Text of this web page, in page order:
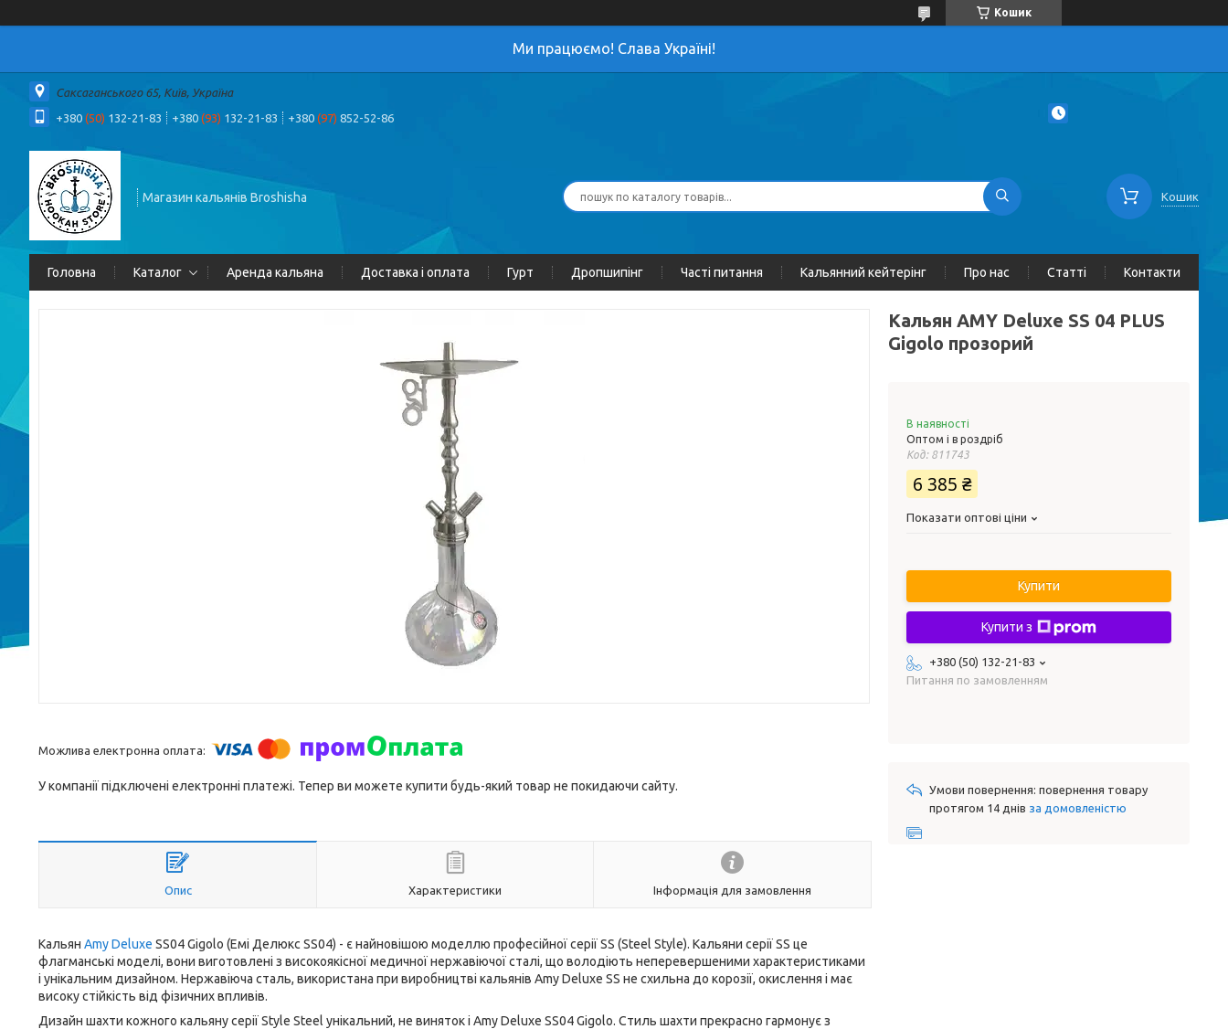
Кошик
Ми працюємо! Слава Україні!
Саксаганського 65, Київ, Україна
+380 (50) 132-21-83 +380 (93) 132-21-83 +380 (97) 852-52-86
Магазин кальянів Broshisha Кошик
Головна Каталог Аренда кальяна Доставка і оплата Гурт Дропшипінг Часті питання Кальянний кейтерінг Про нас Статті Контакти
У компанії підключені електронні платежі. Тепер ви можете купити будь-який товар не покидаючи сайту.
Опис Характеристики Інформація для замовлення
Кальян Amy Deluxe SS04 Gigolo (Емі Делюкс SS04) - є найновішою моделлю професійної серії SS (Steel Style). Кальяни серії SS це
флагманські моделі, вони виготовлені з високоякісної медичної нержавіючої сталі, що володіють неперевершеними характеристиками
і унікальним дизайном. Нержавіюча сталь, використана при виробництві кальянів Amy Deluxe SS не схильна до корозії, окислення і має
високу стійкість від фізичних впливів.
Дизайн шахти кожного кальяну серії Style Steel унікальний, не виняток і Amy Deluxe SS04 Gigolo. Стиль шахти прекрасно гармонує з
Кальян AMY Deluxe SS 04 PLUS
Gigolo прозорий
В наявності
Оптом і в роздріб
Код: 811743
6 385 ₴
Показати оптові ціни
Купити
Купити з
+380 (50) 132-21-83
Питання по замовленням
повернення товару
протягом 14 днів за домовленістю